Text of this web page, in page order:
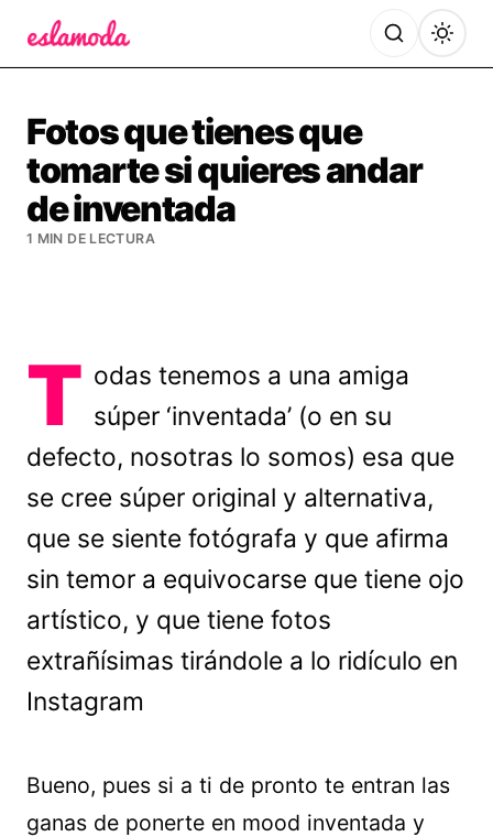
Fotos que tienes que
tomarte si quieres andar
de inventada
1 MIN DE LECTURA
T odas tenemos a una amiga
súper ‘inventada’ (o en su
defecto, nosotras lo somos) esa que
se cree súper original y alternativa,
que se siente fotógrafa y que afirma
sin temor a equivocarse que tiene ojo
artístico, y que tiene fotos
extrañísimas tirándole a lo ridículo en
Instagram
Bueno, pues si a ti de pronto te entran las
ganas de ponerte en mood inventada y